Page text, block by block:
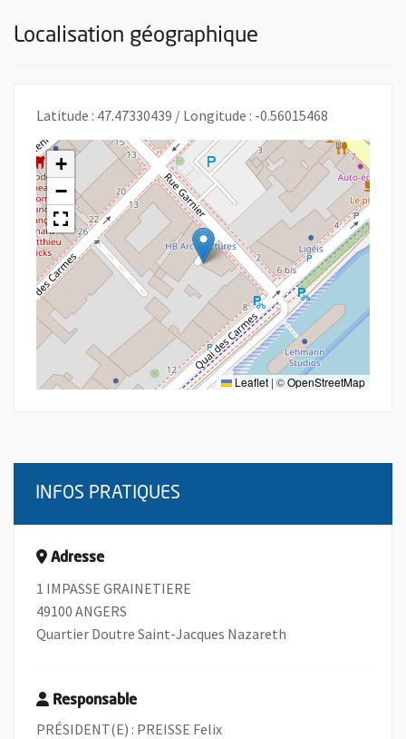
Localisation géographique
Latitude : 47.47330439 / Longitude : -0.56015468
+
−
Leaflet | ©OpenStreetMap
INFOS PRATIQUES
Adresse
1 IMPASSE GRAINETIERE
49100 ANGERS
Quartier Doutre Saint-Jacques Nazareth
Responsable
PRÉSIDENT(E) : PREISSE Felix